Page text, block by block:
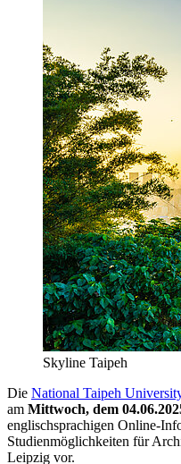
Skyline Taipeh
Die National Taipeh
am Mittwoch, dem
englischsprachigen Online-
Studienmöglichkeiten für
Leipzig vor.